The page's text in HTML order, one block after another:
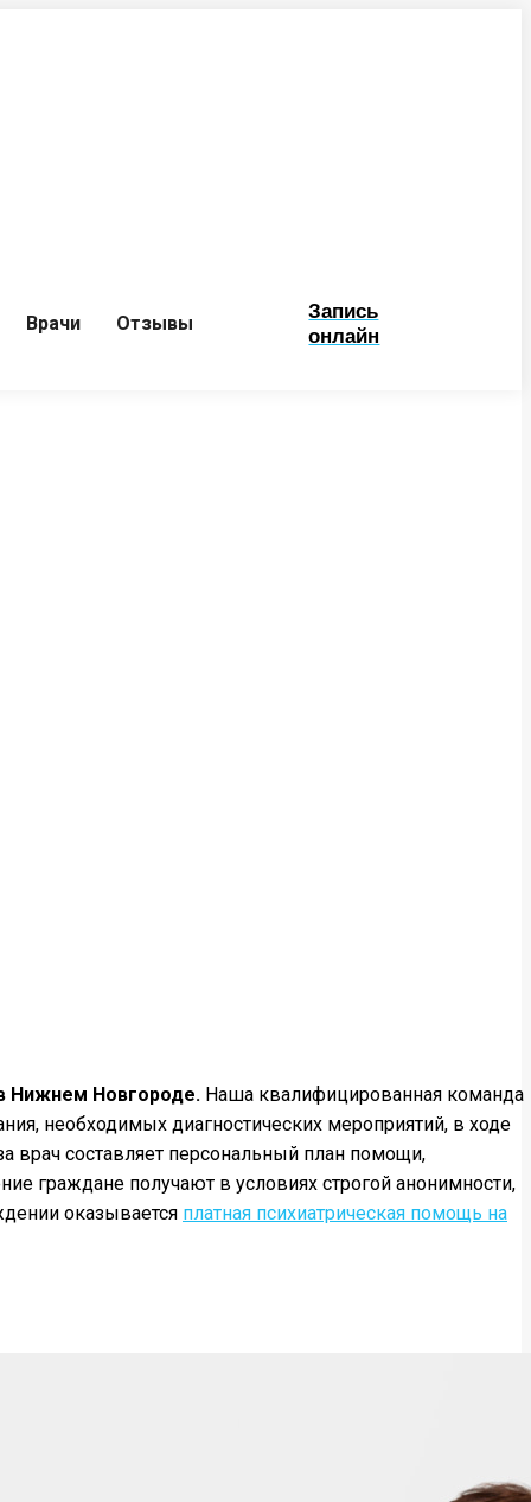
Врачи Отзывы
Запись
онлайн
Нижнем Новгороде. Наша квалифицированная команда
необходимых диагностических мероприятий, в ходе
врач составляет персональный план помощи,
граждане получают в условиях строгой анонимности,
оказывается платная психиатрическая помощь на